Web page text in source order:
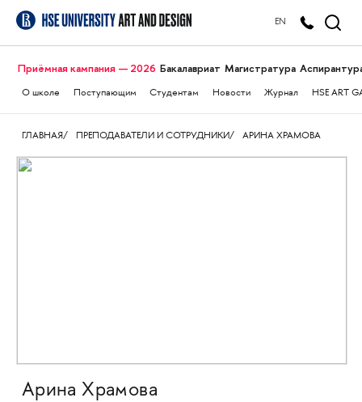
EN
Приёмная кампания — 2026 Бакалавриат Магистратура
О школе Поступающим Студентам Новости Журнал HSE ART
ГЛАВНАЯ ПРЕПОДАВАТЕЛИ И СОТРУДНИКИ АРИНА ХРАМОВА
Арина Храмова